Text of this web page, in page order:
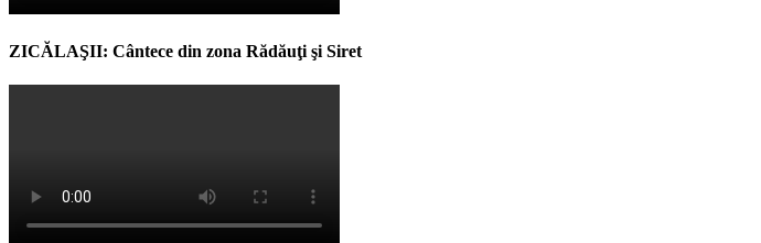
ZICĂLAŞII: Cântece din zona Rădăuţi şi Siret